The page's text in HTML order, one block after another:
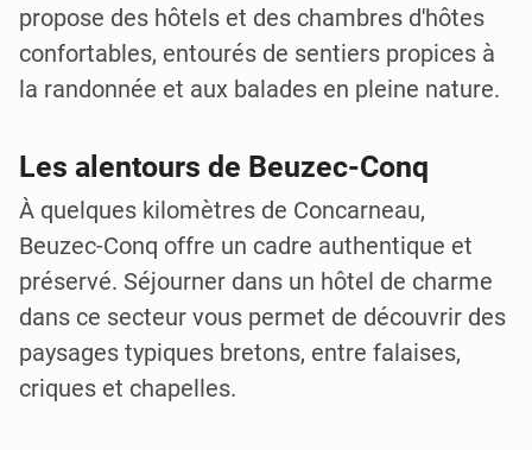
propose des hôtels et des chambres d'hôtes
confortables, entourés de sentiers propices à
la randonnée et aux balades en pleine nature.
Les alentours de Beuzec-Conq
À quelques kilomètres de Concarneau,
Beuzec-Conq offre un cadre authentique et
préservé. Séjourner dans un hôtel de charme
dans ce secteur vous permet de découvrir des
paysages typiques bretons, entre falaises,
criques et chapelles.